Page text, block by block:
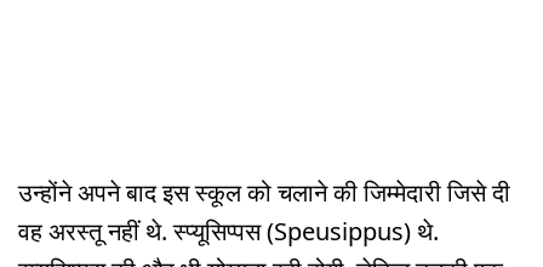
उन्होंने अपने बाद इस स्कूल को चलाने की जिम्मेदारी जिसे दी
वह अरस्तू नहीं थे. स्प्यूसिप्पस (Speusippus) थे.